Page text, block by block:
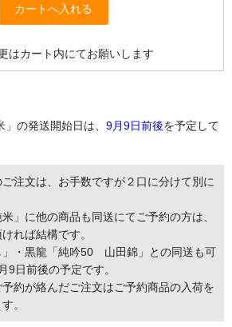
はカート内にてお願いします
の発送開始日は、 9月9日前後を予定して
注文は、お手数ですが２口に分けて別に
」に他の商品も同送にてご予約の方は、
れば結構です。
」・黒龍「純吟50 山田錦」との同送も可
9日前後の予定です。
約が絡んだご注文はご予約商品の入荷を
。